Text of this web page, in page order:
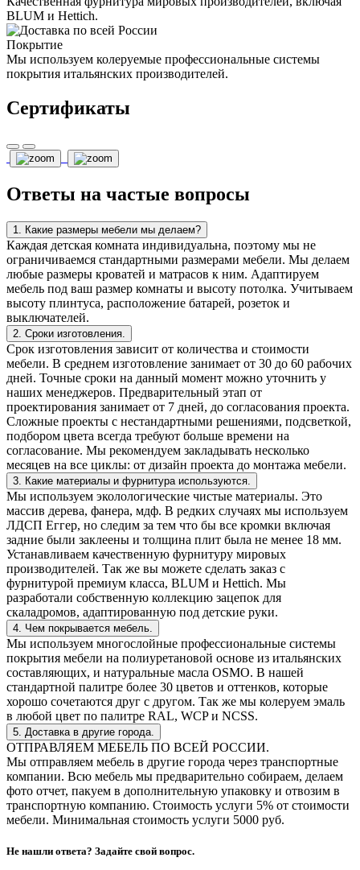
BLUM и Hettich.
Покрытие
Мы используем колеруемые профессиональные системы
покрытия итальянских производителей.
Сертификаты
Ответы на частые вопросы
1. Какие размеры мебели мы делаем?
Каждая детская комната индивидуальна, поэтому мы не
ограничиваемся стандартными размерами мебели. Мы делаем
любые размеры кроватей и матрасов к ним. Адаптируем
мебель под ваш размер комнаты и высоту потолка. Учитываем
высоту плинтуса, расположение батарей, розеток и
выключателей.
2. Сроки изготовления.
Срок изготовления зависит от количества и стоимости
мебели. В среднем изготовление занимает от 30 до 60 рабочих
дней. Точные сроки на данный момент можно уточнить у
наших менеджеров. Предварительный этап от
проектирования занимает от 7 дней, до согласования проекта.
Сложные проекты с нестандартными решениями, подсветкой,
подбором цвета всегда требуют больше времени на
согласование. Мы рекомендуем закладывать несколько
месяцев на все циклы: от дизайн проекта до монтажа мебели.
3. Какие материалы и фурнитура используются.
Мы используем эколологические чистые материалы. Это
массив дерева, фанера, мдф. В редких случаях мы используем
ЛДСП Еггер, но следим за тем что бы все кромки включая
задние были заклеены и толщина плит была не менее 18 мм.
Устанавливаем качественную фурнитуру мировых
производителей. Так же вы можете сделать заказ с
фурнитурой премиум класса, BLUM и Hettich. Мы
разработали собственную коллекцию зацепок для
скаладромов, адаптированную под детские руки.
4. Чем покрывается мебель.
Мы используем многослойные профессиональные системы
покрытия мебели на полиуретановой основе из итальянских
составляющих, и натуральные масла OSMO. В нашей
стандартной палитре более 30 цветов и оттенков, которые
хорошо сочетаются друг с другом. Так же мы колеруем эмаль
в любой цвет по палитре RAL, WCP и NCSS.
5. Доставка в другие города.
ОТПРАВЛЯЕМ МЕБЕЛЬ ПО ВСЕЙ РОССИИ.
Мы отправляем мебель в другие города через транспортные
компании. Всю мебель мы предварительно собираем, делаем
фото отчет, пакуем в дополнительную упаковку и отвозим в
транспортную компанию. Стоимость услуги 5% от стоимости
мебели. Минимальная стоимость услуги 5000 руб.
Не нашли ответа? Задайте свой вопрос.